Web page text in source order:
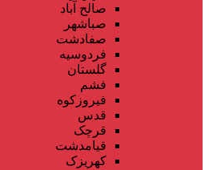
صالح آباد
صباشهر
صفادشت
فردوسیه
گلستان
فشم
فیروزکوه
قدس
قرچک
قیامدشت
کهریزک